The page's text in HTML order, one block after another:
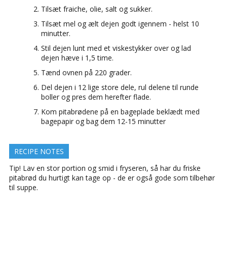
Tilsæt fraiche, olie, salt og sukker.
Tilsæt mel og ælt dejen godt igennem - helst 10
minutter.
Stil dejen lunt med et viskestykker over og lad
dejen hæve i 1,5 time.
Tænd ovnen på 220 grader.
Del dejen i 12 lige store dele, rul delene til runde
boller og pres dem herefter flade.
Kom pitabrødene på en bageplade beklædt med
bagepapir og bag dem 12-15 minutter
RECIPE NOTES
Tip! Lav en stor portion og smid i fryseren, så har du friske
pitabrød du hurtigt kan tage op - de er også gode som tilbehør
til suppe.